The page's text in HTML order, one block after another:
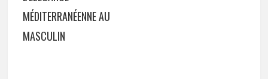
MÉDITERRANÉENNE AU
MASCULIN